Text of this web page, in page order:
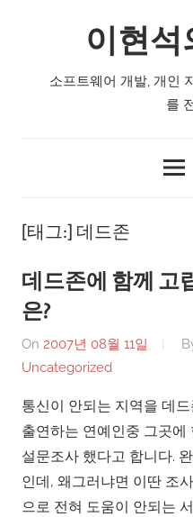
이현석
소프트웨어 개발, 개인
를
[태그:] 데드존
데드존에 함께 고
은?
On 2007년 08월 11일
Uncategorized
통신이 안되는 지역을 데
출연하는 연예인중 그곳
설문조사 했다고 합니다.
인데, 왜그러냐면 이딴 조
으로 전혀 도움이 안되는